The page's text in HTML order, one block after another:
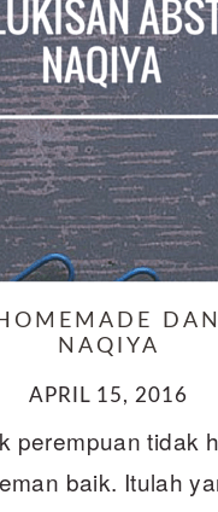
NAQIYA
APRIL 15, 2016
perempuan tidak
baik. Itulah